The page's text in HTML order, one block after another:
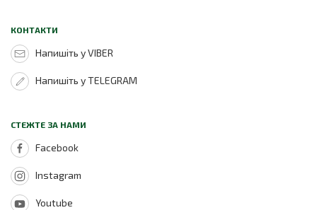
КОНТАКТИ
Напишіть у VIBER
Напишіть у TELEGRAM
СТЕЖТЕ ЗА НАМИ
Facebook
Instagram
Youtube